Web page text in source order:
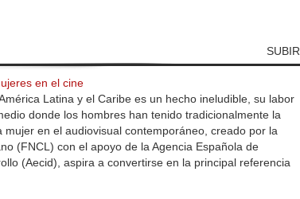
SUBIR
en el cine
Latina y el Caribe es un hecho ineludible, su labor
donde los hombres han tenido tradicionalmente la
en el audiovisual contemporáneo, creado por la
(FNCL) con el apoyo de la Agencia Española de
(Aecid), aspira a convertirse en la principal referencia